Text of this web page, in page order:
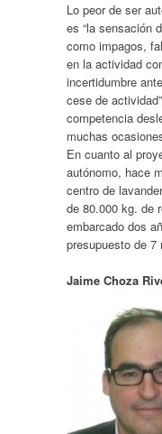
Lo peor de ser
es “la sensación
como impagos,
en la actividad
incertidumbre
cese de
competencia
muchas
En cuanto al
autónomo, hace
centro de
de 80.000 kg. de
embarcado dos
presupuesto de 7
Jaime Choza